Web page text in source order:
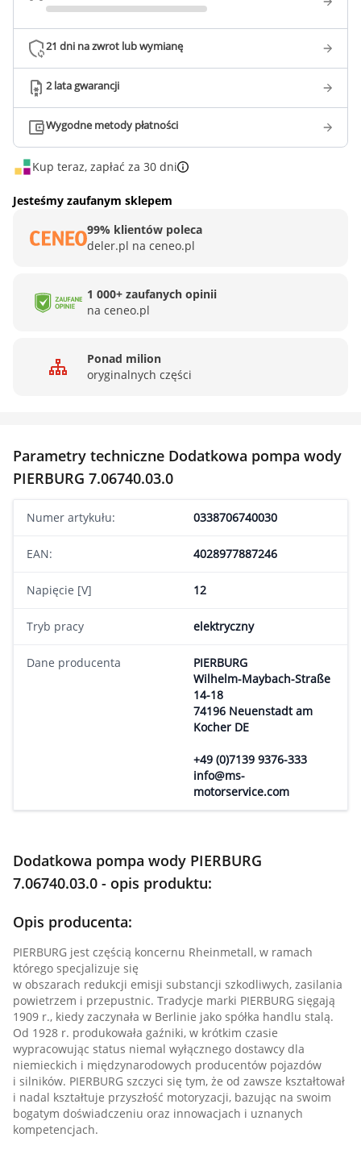
21 dni na zwrot lub wymianę
2 lata gwarancji
Wygodne metody płatności
Kup teraz, zapłać za 30 dni
Jesteśmy zaufanym sklepem
99% klientów poleca
deler.pl na ceneo.pl
1 000+ zaufanych opinii
na ceneo.pl
Ponad milion
oryginalnych części
Parametry techniczne Dodatkowa pompa wody
PIERBURG 7.06740.03.0
Numer artykułu: 0338706740030
EAN: 4028977887246
Napięcie [V] 12
Tryb pracy elektryczny
Dane producenta
PIERBURG
Wilhelm-Maybach-Straße
14-18
74196 Neuenstadt am
Kocher DE
+49 (0)7139 9376-333
info@ms-
motorservice.com
Dodatkowa pompa wody PIERBURG
7.06740.03.0 - opis produktu:
Opis producenta:
PIERBURG jest częścią koncernu Rheinmetall, w ramach
którego specjalizuje się
w obszarach redukcji emisji substancji szkodliwych, zasilania
powietrzem i przepustnic. Tradycje marki PIERBURG sięgają
1909 r., kiedy zaczynała w Berlinie jako spółka handlu stalą.
Od 1928 r. produkowała gaźniki, w krótkim czasie
wypracowując status niemal wyłącznego dostawcy dla
niemieckich i międzynarodowych producentów pojazdów
i silników. PIERBURG szczyci się tym, że od zawsze kształtował
i nadal kształtuje przyszłość motoryzacji, bazując na swoim
bogatym doświadczeniu oraz innowacjach i uznanych
kompetencjach.